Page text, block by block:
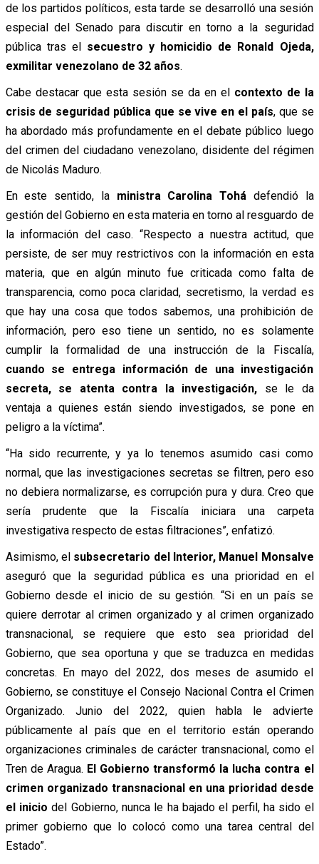
de los partidos políticos, esta tarde se desarrolló una sesión
especial del Senado para discutir en torno a la seguridad
pública tras el secuestro y homicidio de Ronald Ojeda,
exmilitar venezolano de 32 años.
Cabe destacar que esta sesión se da en el contexto de la
crisis de seguridad pública que se vive en el país, que se
ha abordado más profundamente en el debate público luego
del crimen del ciudadano venezolano, disidente del régimen
de Nicolás Maduro.
En este sentido, la ministra Carolina Tohá defendió la
gestión del Gobierno en esta materia en torno al resguardo de
la información del caso. “Respecto a nuestra actitud, que
persiste, de ser muy restrictivos con la información en esta
materia, que en algún minuto fue criticada como falta de
transparencia, como poca claridad, secretismo, la verdad es
que hay una cosa que todos sabemos, una prohibición de
información, pero eso tiene un sentido, no es solamente
cumplir la formalidad de una instrucción de la Fiscalía,
cuando se entrega información de una investigación
secreta, se atenta contra la investigación, se le da
ventaja a quienes están siendo investigados, se pone en
peligro a la víctima”.
“Ha sido recurrente, y ya lo tenemos asumido casi como
normal, que las investigaciones secretas se filtren, pero eso
no debiera normalizarse, es corrupción pura y dura. Creo que
sería prudente que la Fiscalía iniciara una carpeta
investigativa respecto de estas filtraciones”, enfatizó.
Asimismo, el subsecretario del Interior, Manuel Monsalve
aseguró que la seguridad pública es una prioridad en el
Gobierno desde el inicio de su gestión. “Si en un país se
quiere derrotar al crimen organizado y al crimen organizado
transnacional, se requiere que esto sea prioridad del
Gobierno, que sea oportuna y que se traduzca en medidas
concretas. En mayo del 2022, dos meses de asumido el
Gobierno, se constituye el Consejo Nacional Contra el Crimen
Organizado. Junio del 2022, quien habla le advierte
públicamente al país que en el territorio están operando
organizaciones criminales de carácter transnacional, como el
Tren de Aragua. El Gobierno transformó la lucha contra el
crimen organizado transnacional en una prioridad desde
el inicio del Gobierno, nunca le ha bajado el perfil, ha sido el
primer gobierno que lo colocó como una tarea central del
Estado”.